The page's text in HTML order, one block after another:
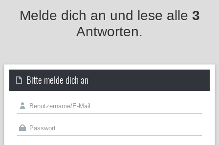
Melde dich an und lese alle 3
Antworten.
Bitte melde dich an